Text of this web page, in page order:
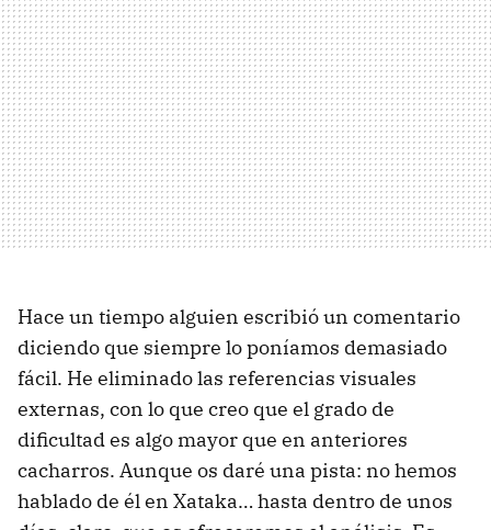
Hace un tiempo alguien escribió un comentario
diciendo que siempre lo poníamos demasiado
fácil. He eliminado las referencias visuales
externas, con lo que creo que el grado de
dificultad es algo mayor que en anteriores
cacharros. Aunque os daré una pista: no hemos
hablado de él en Xataka… hasta dentro de unos